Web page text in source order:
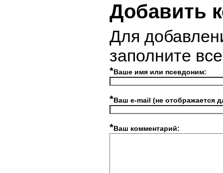
Добавить
Для
заполните
*Ваше имя или псевдоним:
*Ваш e-mail (не отображается
*Ваш комментарий: